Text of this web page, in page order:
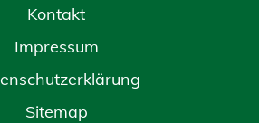
Kontakt
Impressum
Sitemap